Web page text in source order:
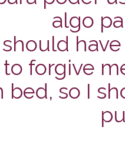
algo
should
forgive
bed, so I